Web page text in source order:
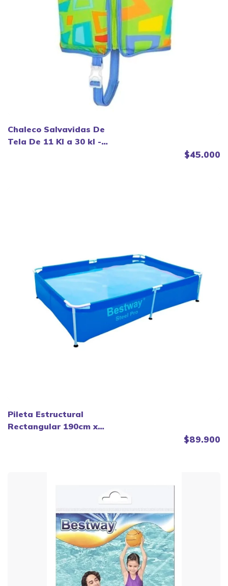
Chaleco Salvavidas De
Tela De 11 Kl a 30 kl -
$45.000
Pileta Estructural
Rectangular 190cm x
$89.900